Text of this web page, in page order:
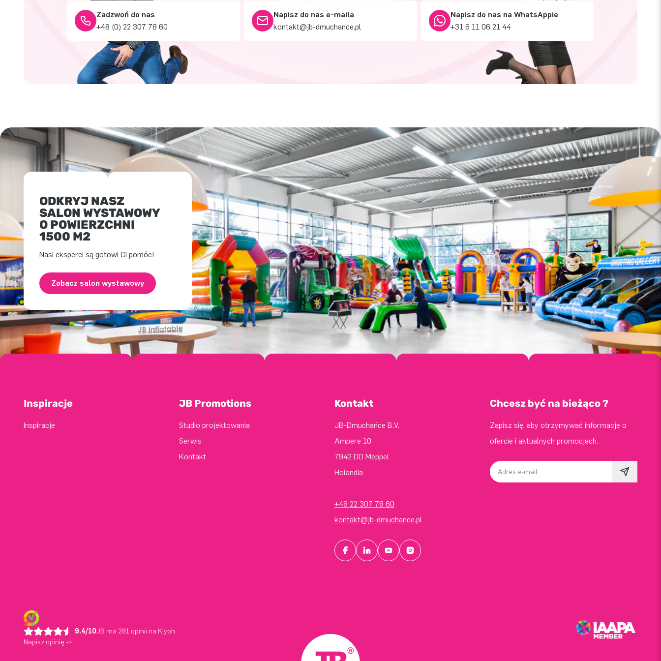
Zadzwoń do nas
+48 (0) 22 307 78 60
Napisz do nas e-maila
kontakt@jb-dmuchance.pl
Napisz do nas na WhatsAppie
+31 6 11 06 21 44
ODKRYJ NASZ
SALON WYSTAWOWY
O POWIERZCHNI
1500 M2
Nasi eksperci są gotowi Ci pomóc!
Zobacz salon wystawowy
Inspiracje
Inspiracje
JB Promotions
Studio projektowania
Serwis
Kontakt
Kontakt
JB-Dmuchańce B.V.
Ampere 10
7942 DD Meppel
Holandia
+48 22 307 78 60
kontakt@jb-dmuchance.pl
Chcesz być na bieżąco ?
Zapisz się, aby otrzymywać informacje o
ofercie i aktualnych promocjach.
Adres e-mail
9.4/10JB ma 281 opinii na Kiyoh
Napisz opinię ->